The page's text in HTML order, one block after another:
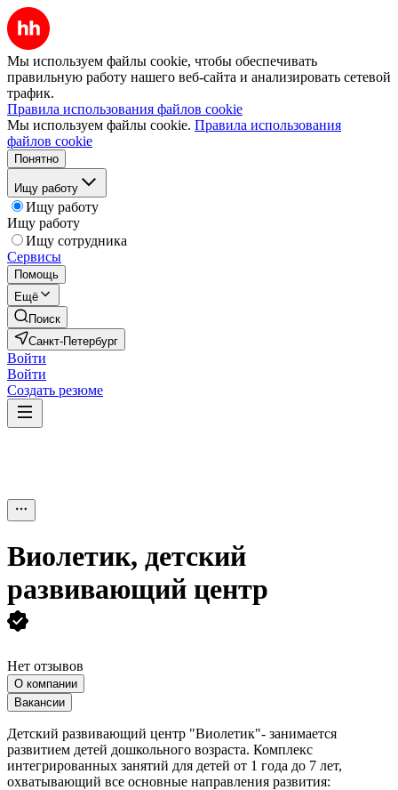
Мы используем файлы cookie, чтобы обеспечивать
правильную работу нашего веб-сайта и анализировать сетевой
трафик.
Правила использования файлов cookie
Мы используем файлы cookie. Правила использования
файлов cookie
Понятно
Ищу работу
Ищу работу
Ищу работу
Ищу сотрудника
Сервисы
Помощь
Ещё
Поиск
Санкт-Петербург
Войти
Войти
Создать резюме
Виолетик, детский
развивающий центр
Нет отзывов
О компании
Вакансии
Детский развивающий центр "Виолетик"- занимается
развитием детей дошкольного возраста. Комплекс
интегрированных занятий для детей от 1 года до 7 лет,
охватывающий все основные направления развития: